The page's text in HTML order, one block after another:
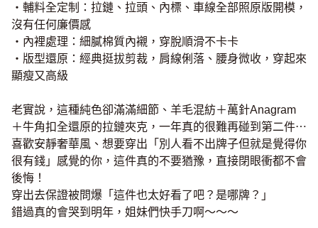
・輔料全定制：拉鏈、拉頭、內標、車線全部照原版開模，
沒有任何廉價感
・內裡處理：細膩棉質內襯，穿脫順滑不卡卡
・版型還原：經典挺拔剪裁，肩線俐落、腰身微收，穿起來
顯瘦又高級
老實說，這種純色卻滿滿細節、羊毛混紡＋萬針Anagram
＋牛角扣全還原的拉鏈夾克，一年真的很難再碰到第二件⋯
喜歡安靜奢華風、想要穿出「別人看不出牌子但就是覺得你
很有錢」感覺的你，這件真的不要猶豫，直接閉眼衝都不會
後悔！
穿出去保證被問爆「這件也太好看了吧？是哪牌？」
錯過真的會哭到明年，姐妹們快手刀啊～～～